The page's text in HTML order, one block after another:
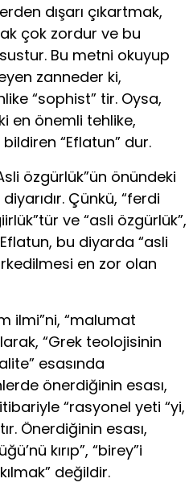
dışarı çıkartmak,
çok zordur ve bu
Bu metni okuyup
zanneder ki,
“sophist” tir. Oysa,
en önemli tehlike,
“Eflatun” dur.
özgürlük”ün önündeki
Çünkü, “ferdi
ve “asli özgürlük”,
bu diyarda “asli
en zor olan
ilmi”ni, “malumat
“Grek teolojisinin
esasında
önerdiğinin esası,
“rasyonel yeti “yi,
Önerdiğinin esası,
kırıp”, “birey”i
değildir.